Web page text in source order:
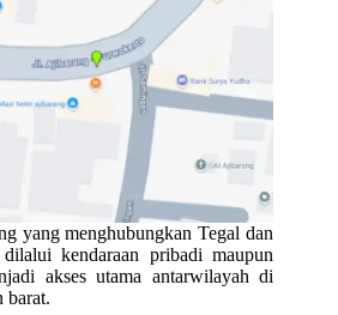
yang menghubungkan Tegal dan
kendaraan pribadi maupun
akses utama antarwilayah di
barat.